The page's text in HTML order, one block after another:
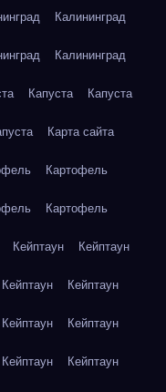
Калининград
Калининград
Капуста Капуста
Карта сайта
Картофель
Картофель
Кейптаун Кейптаун
Кейптаун Кейптаун
Кейптаун Кейптаун
Кейптаун Кейптаун